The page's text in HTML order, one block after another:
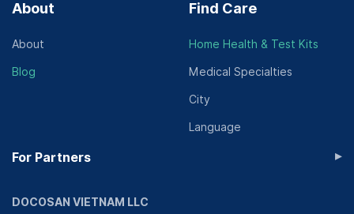
About
About
Blog
Find Care
Home Health & Test Kits
Medical Specialties
City
Language
For Partners ▸
DOCOSAN VIETNAM LLC